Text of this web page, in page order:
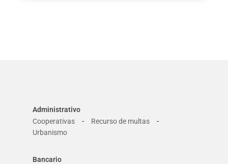
Administrativo
Cooperativas
- Recurso de multas -
Urbanismo
Bancario